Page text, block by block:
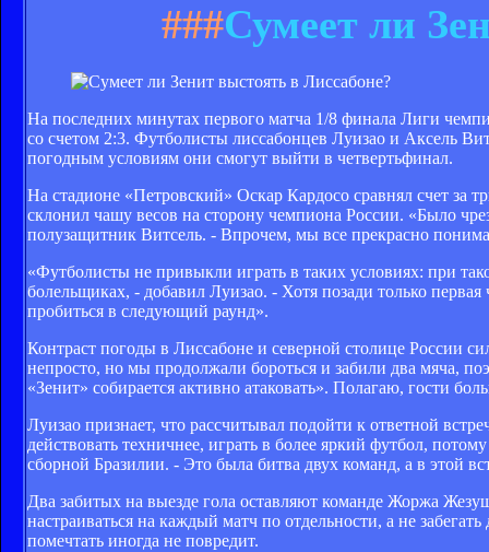
###Сумеет ли
На последних минутах первого матча 1/8 финала Лиги
со счетом 2:3. Футболисты лиссабонцев Луизао и Аксель
погодным условиям они смогут выйти в четвертьфинал.
На стадионе «Петровский» Оскар Кардосо сравнял счет
склонил чашу весов на сторону чемпиона России. «Было
полузащитник Витсель. - Впрочем, мы все прекрасно
«Футболисты не привыкли играть в таких условиях: при
болельщиках, - добавил Луизао. - Хотя позади только
пробиться в следующий раунд».
Контраст погоды в Лиссабоне и северной столице России
непросто, но мы продолжали бороться и забили два мяча,
«Зенит» собирается активно атаковать». Полагаю, гости
Луизао признает, что рассчитывал подойти к ответной
действовать техничнее, играть в более яркий футбол,
сборной Бразилии. - Это была битва двух команд, а в этой
Два забитых на выезде гола оставляют команде Жоржа
настраиваться на каждый матч по отдельности, а не
помечтать иногда не повредит.